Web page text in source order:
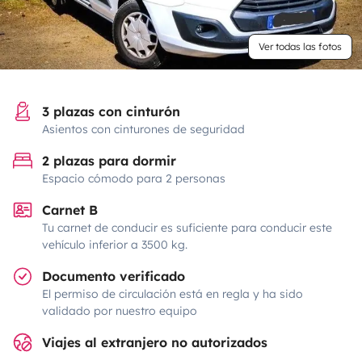
Ver todas las fotos
3 plazas con cinturón
Asientos con cinturones de seguridad
2 plazas para dormir
Espacio cómodo para 2 personas
Carnet B
Tu carnet de conducir es suficiente para conducir este
vehículo inferior a 3500 kg.
Documento verificado
El permiso de circulación está en regla y ha sido
validado por nuestro equipo
Viajes al extranjero no autorizados